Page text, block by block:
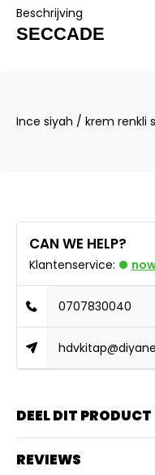
Beschrijving
SECCADE
Ince siyah / krem renkli
CAN WE HELP?
Klantenservice:
0707830040
DEEL DIT PRODUCT
REVIEWS